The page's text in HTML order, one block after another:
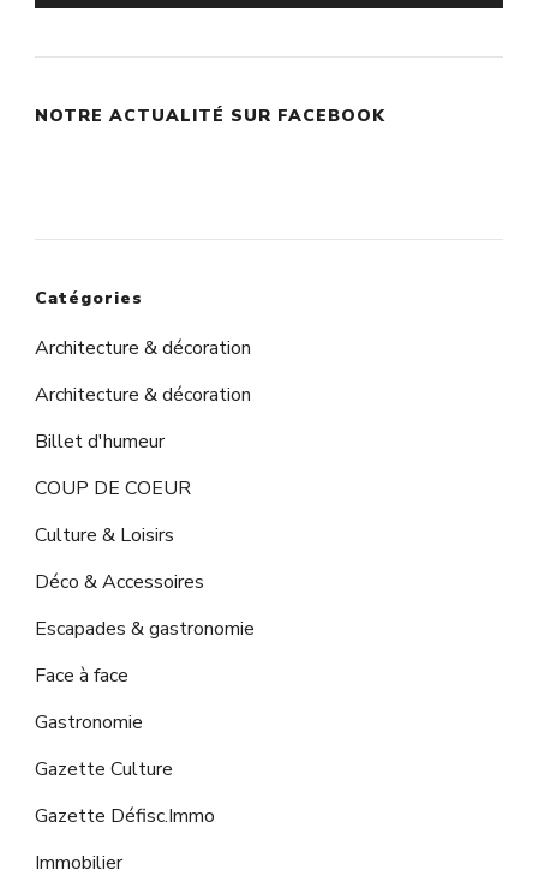
audio
NOTRE ACTUALITÉ SUR FACEBOOK
Catégories
Architecture & décoration
Architecture & décoration
Billet d'humeur
COUP DE COEUR
Culture & Loisirs
Déco & Accessoires
Escapades & gastronomie
Face à face
Gastronomie
Gazette Culture
Gazette Défisc.Immo
Immobilier